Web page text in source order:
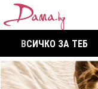
ВСИЧКО ЗА ТЕБ